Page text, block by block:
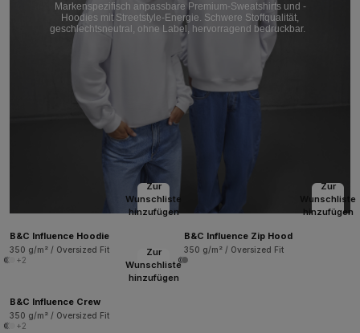
Markenspezifisch anpassbare Premium-Sweatshirts und -
Hoodies mit Streetstyle-Energie. Schwere Stoffqualität,
geschlechtsneutral, ohne Label, hervorragend bedruckbar.
Zur
Wunschliste
hinzufügen
B&C Influence Hoodie
350 g/m² / Oversized Fit
+2
Zur
Wunschliste
hinzufügen
B&C Influence Zip Hood
350 g/m² / Oversized Fit
Zur
Wunschliste
hinzufügen
B&C Influence Crew
350 g/m² / Oversized Fit
+2